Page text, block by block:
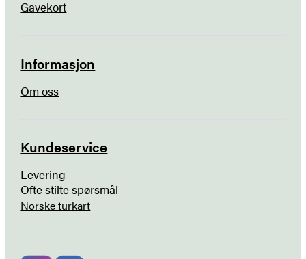
Gavekort
Informasjon
Om oss
Kundeservice
Levering
Ofte stilte spørsmål
Norske turkart